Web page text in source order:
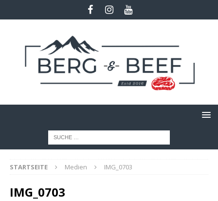
STARTSEITE Medien IMG_0703
IMG_0703